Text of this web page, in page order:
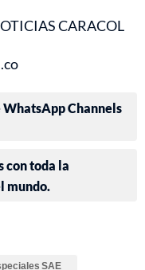
CARACOL
WhatsApp Channels
con toda la
mundo.
SAE